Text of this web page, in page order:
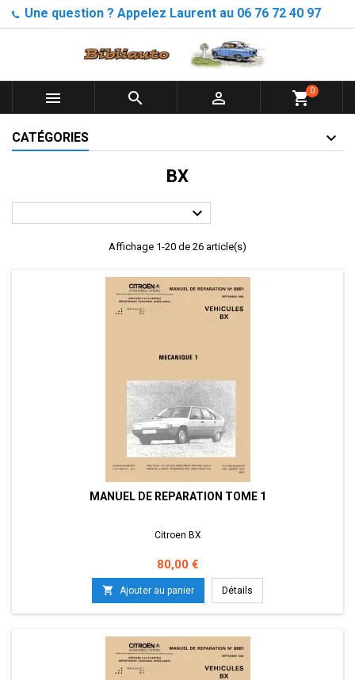
Une question ? Appelez Laurent au 06 76 72 40 97
   shopping_cart0
CATÉGORIES
BX

Affichage 1-20 de 26 article(s)
MANUEL DE REPARATION TOME 1
Citroen BX
Prix
80,00 €
 Ajouter au panier Détails